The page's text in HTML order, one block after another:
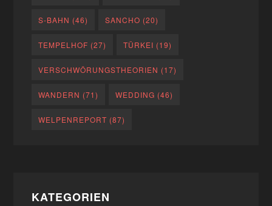
S-BAHN (46) SANCHO (20)
TEMPELHOF (27) TÜRKEI (19)
VERSCHWÖRUNGSTHEORIEN (17)
WANDERN (71) WEDDING (46)
WELPENREPORT (87)
KATEGORIEN